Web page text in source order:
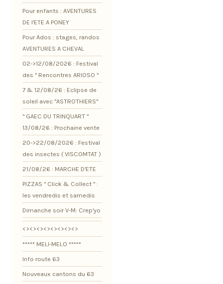
Pour enfants : AVENTURES
DE l'ETE A PONEY
Pour Ados : stages, randos
AVENTURES A CHEVAL
02->12/08/2026 : Festival
des " Rencontres ARIOSO "
7 & 12/08/26 : Eclipse de
soleil avec "ASTROTHIERS"
" GAEC DU TRINQUART "
13/08/26 : Prochaine vente
20->22/08/2026 : Festival
des insectes ( VISCOMTAT )
21/08/26 : MARCHE D'ETE
PIZZAS " Click & Collect " :
les vendredis et samedis
Dimanche soir V-M: Crep'yo
<><><><><><><><>
***** MELI-MELO *****
Info route 63
Nouveaux cantons du 63